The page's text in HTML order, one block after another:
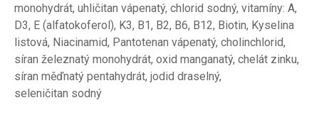
monohydrát, uhličitan vápenatý, chlorid sodný, vitamíny: A,
D3, E (alfatokoferol), K3, B1, B2, B6, B12, Biotin, Kyselina
listová, Niacinamid, Pantotenan vápenatý, cholinchlorid,
síran železnatý monohydrát, oxid manganatý, chelát zinku,
síran měďnatý pentahydrát, jodid draselný,
seleničitan sodný